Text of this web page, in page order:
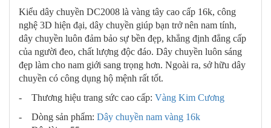
Kiểu dây chuyền DC2008 là vàng tây cao cấp 16k, công
nghệ 3D hiện đại, dây chuyền giúp bạn trở nên nam tính,
dây chuyền luôn đảm bảo sự bền đẹp, khẳng định đẳng cấp
của người đeo, chất lượng độc đáo. Dây chuyền luôn sáng
đẹp làm cho nam giới sang trọng hơn. Ngoài ra, sở hữu dây
chuyền có công dụng hộ mệnh rất tốt.
- Thương hiệu trang sức cao cấp: Vàng Kim Cương
- Dòng sản phẩm: Dây chuyền nam vàng 16k